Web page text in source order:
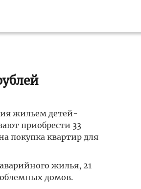
жильем детей-
приобрести 33
покупка квартир для
жилья, 21
домов.